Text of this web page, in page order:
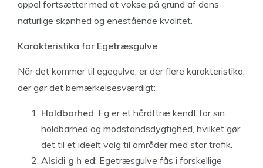
appel fortsætter med at vokse på grund af dens
naturlige skønhed og enestående kvalitet.
Karakteristika for Egetræsgulve
Når det kommer til egegulve, er der flere karakteristika,
der gør det bemærkelsesværdigt:
Holdbarhed: Eg er et hårdttræ kendt for sin
holdbarhed og modstandsdygtighed, hvilket gør
det til et ideelt valg til områder med stor trafik.
Alsidi g h ed: Egetræsgulve fås i forskellige